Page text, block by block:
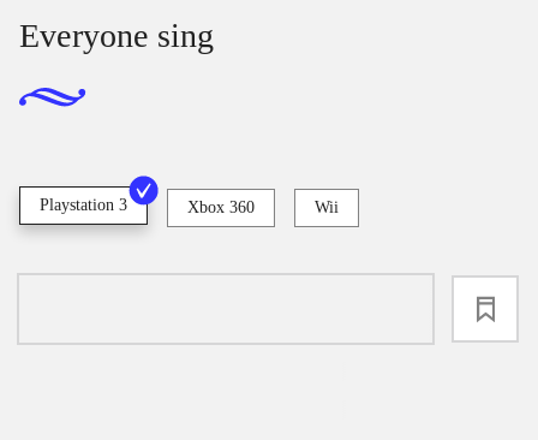
Everyone sing
Playstation 3 Xbox 360 Wii